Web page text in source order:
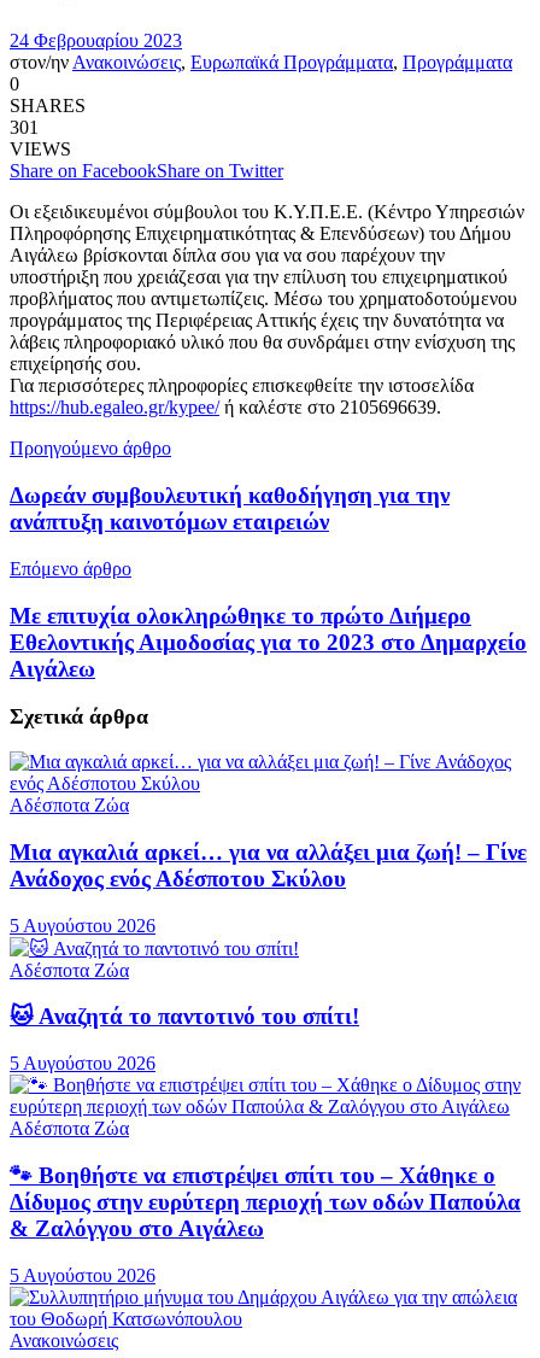
24 Φεβρουαρίου 2023
στον/ην Ανακοινώσεις, Ευρωπαϊκά Προγράμματα, Προγράμματα
0
SHARES
301
VIEWS
Share on FacebookShare on Twitter
Οι εξειδικευμένοι σύμβουλοι του Κ.Υ.Π.Ε.Ε. (Κέντρο Υπηρεσιών
Πληροφόρησης Επιχειρηματικότητας & Επενδύσεων) του Δήμου
Αιγάλεω βρίσκονται δίπλα σου για να σου παρέχουν την
υποστήριξη που χρειάζεσαι για την επίλυση του επιχειρηματικού
προβλήματος που αντιμετωπίζεις. Μέσω του χρηματοδοτούμενου
προγράμματος της Περιφέρειας Αττικής έχεις την δυνατότητα να
λάβεις πληροφοριακό υλικό που θα συνδράμει στην ενίσχυση της
επιχείρησής σου.
Για περισσότερες πληροφορίες επισκεφθείτε την ιστοσελίδα
https://hub.egaleo.gr/kypee/ή καλέστε στο 2105696639.
Προηγούμενο άρθρο
Δωρεάν συμβουλευτική καθοδήγηση για την
ανάπτυξη καινοτόμων εταιρειών
Επόμενο άρθρο
Με επιτυχία ολοκληρώθηκε το πρώτο Διήμερο
Εθελοντικής Αιμοδοσίας για το 2023 στο Δημαρχείο
Αιγάλεω
Σχετικά άρθρα
Αδέσποτα Ζώα
Μια αγκαλιά αρκεί… για να αλλάξει μια ζωή! – Γίνε
Ανάδοχος ενός Αδέσποτου Σκύλου
5 Αυγούστου 2026
Αδέσποτα Ζώα
🐱 Αναζητά το παντοτινό του σπίτι!
5 Αυγούστου 2026
Αδέσποτα Ζώα
🐾 Βοηθήστε να επιστρέψει σπίτι του – Χάθηκε ο
Δίδυμος στην ευρύτερη περιοχή των οδών Παπούλα
& Ζαλόγγου στο Αιγάλεω
5 Αυγούστου 2026
Ανακοινώσεις